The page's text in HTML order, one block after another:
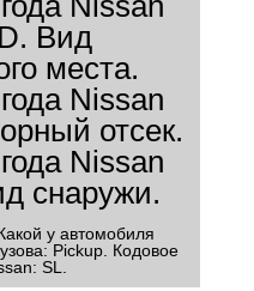
у автомобиля
Pickup. Кодовое
SL.